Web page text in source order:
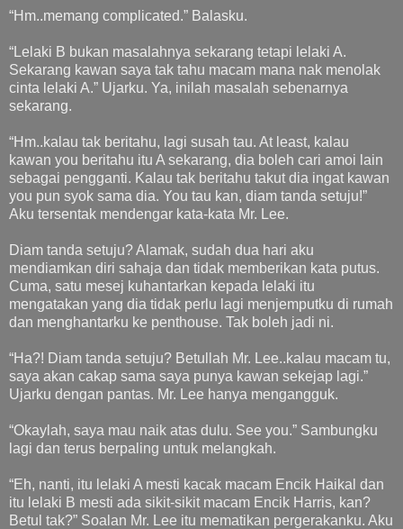
“Hm..memang complicated.” Balasku.
“Lelaki B bukan masalahnya sekarang tetapi lelaki A.
Sekarang kawan saya tak tahu macam mana nak menolak
cinta lelaki A.” Ujarku. Ya, inilah masalah sebenarnya
sekarang.
“Hm..kalau tak beritahu, lagi susah tau. At least, kalau
kawan you beritahu itu A sekarang, dia boleh cari amoi lain
sebagai pengganti. Kalau tak beritahu takut dia ingat kawan
you pun syok sama dia. You tau kan, diam tanda setuju!”
Aku tersentak mendengar kata-kata Mr. Lee.
Diam tanda setuju? Alamak, sudah dua hari aku
mendiamkan diri sahaja dan tidak memberikan kata putus.
Cuma, satu mesej kuhantarkan kepada lelaki itu
mengatakan yang dia tidak perlu lagi menjemputku di rumah
dan menghantarku ke penthouse. Tak boleh jadi ni.
“Ha?! Diam tanda setuju? Betullah Mr. Lee..kalau macam tu,
saya akan cakap sama saya punya kawan sekejap lagi.”
Ujarku dengan pantas. Mr. Lee hanya mengangguk.
“Okaylah, saya mau naik atas dulu. See you.” Sambungku
lagi dan terus berpaling untuk melangkah.
“Eh, nanti, itu lelaki A mesti kacak macam Encik Haikal dan
itu lelaki B mesti ada sikit-sikit macam Encik Harris, kan?
Betul tak?” Soalan Mr. Lee itu mematikan pergerakanku. Aku